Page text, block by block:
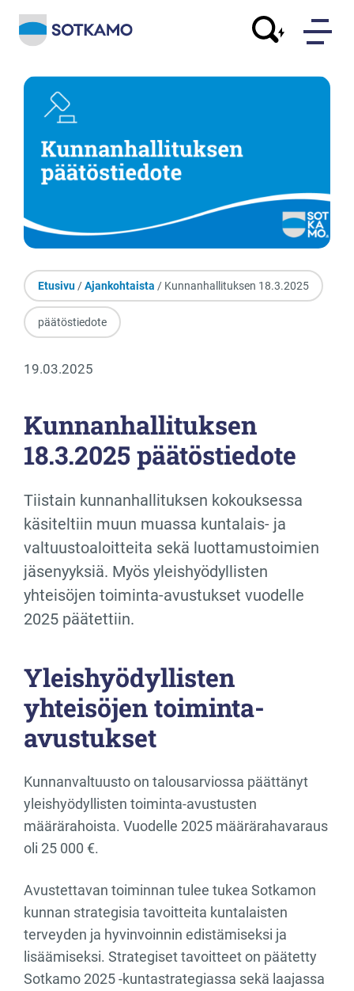
Etusivu /Ajankohtaista / Kunnanhallituksen 18.3.2025
päätöstiedote
19.03.2025
Kunnanhallituksen
18.3.2025 päätöstiedote
Tiistain kunnanhallituksen kokouksessa
käsiteltiin muun muassa kuntalais- ja
valtuustoaloitteita sekä luottamustoimien
jäsenyyksiä. Myös yleishyödyllisten
yhteisöjen toiminta-avustukset vuodelle
2025 päätettiin.
Yleishyödyllisten
yhteisöjen toiminta-
avustukset
Kunnanvaltuusto on talousarviossa päättänyt
yleishyödyllisten toiminta-avustusten
määrärahoista. Vuodelle 2025 määrärahavaraus
oli 25 000 €.
Avustettavan toiminnan tulee tukea Sotkamon
kunnan strategisia tavoitteita kuntalaisten
terveyden ja hyvinvoinnin edistämiseksi ja
lisäämiseksi. Strategiset tavoitteet on päätetty
Sotkamo 2025 -kuntastrategiassa sekä laajassa